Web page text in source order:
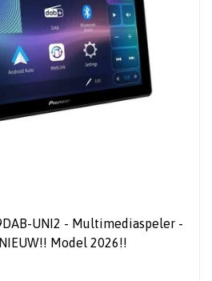
UNI2 - Multimediaspeler -
Model 2026!!